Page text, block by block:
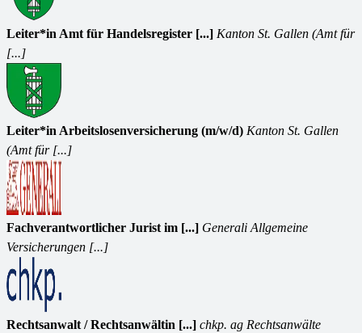
Leiter*in Amt für Handelsregister [...] Kanton St. Gallen (Amt für
[...]
Leiter*in Arbeitslosenversicherung (m/w/d) Kanton St. Gallen
(Amt für [...]
Fachverantwortlicher Jurist im [...] Generali Allgemeine
Versicherungen [...]
Rechtsanwalt / Rechtsanwältin [...] chkp. ag Rechtsanwälte